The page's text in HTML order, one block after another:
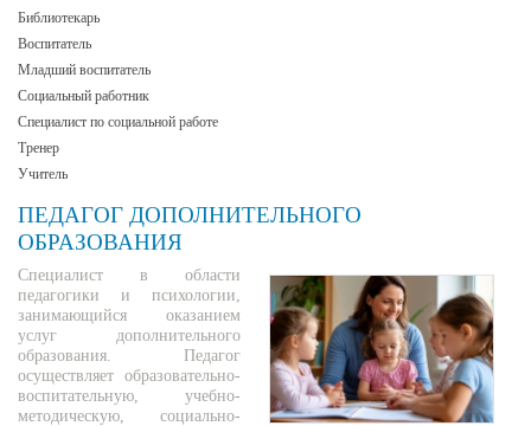
Библиотекарь
Воспитатель
Младший воспитатель
Социальный работник
Специалист по социальной работе
Тренер
Учитель
ПЕДАГОГ ДОПОЛНИТЕЛЬНОГО
ОБРАЗОВАНИЯ
Специалист в области
педагогики и психологии,
занимающийся оказанием
услуг дополнительного
образования. Педагог
осуществляет образовательно-
воспитательную, учебно-
методическую, социально-